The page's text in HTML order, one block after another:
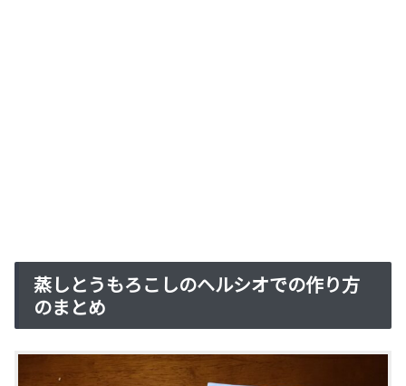
蒸しとうもろこしのヘルシオでの作り方
のまとめ